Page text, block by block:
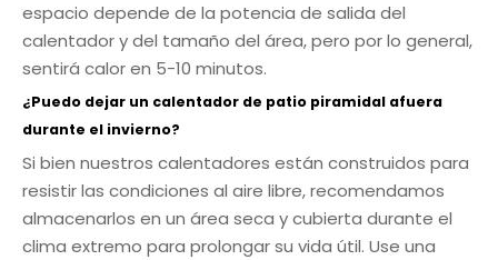
espacio depende de la potencia de salida del
calentador y del tamaño del área, pero por lo general,
sentirá calor en 5-10 minutos.
¿Puedo dejar un calentador de patio piramidal afuera
durante el invierno?
Si bien nuestros calentadores están construidos para
resistir las condiciones al aire libre, recomendamos
almacenarlos en un área seca y cubierta durante el
clima extremo para prolongar su vida útil. Use una